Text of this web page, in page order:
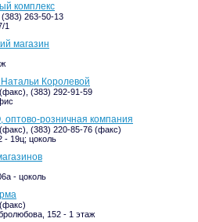
комплекс
263-50-13
1
магазин
Королевой
(383) 292-91-59
розничная компания
(383) 220-85-76 (факс)
- 19ц; цоколь
- цоколь
152 - 1 этаж